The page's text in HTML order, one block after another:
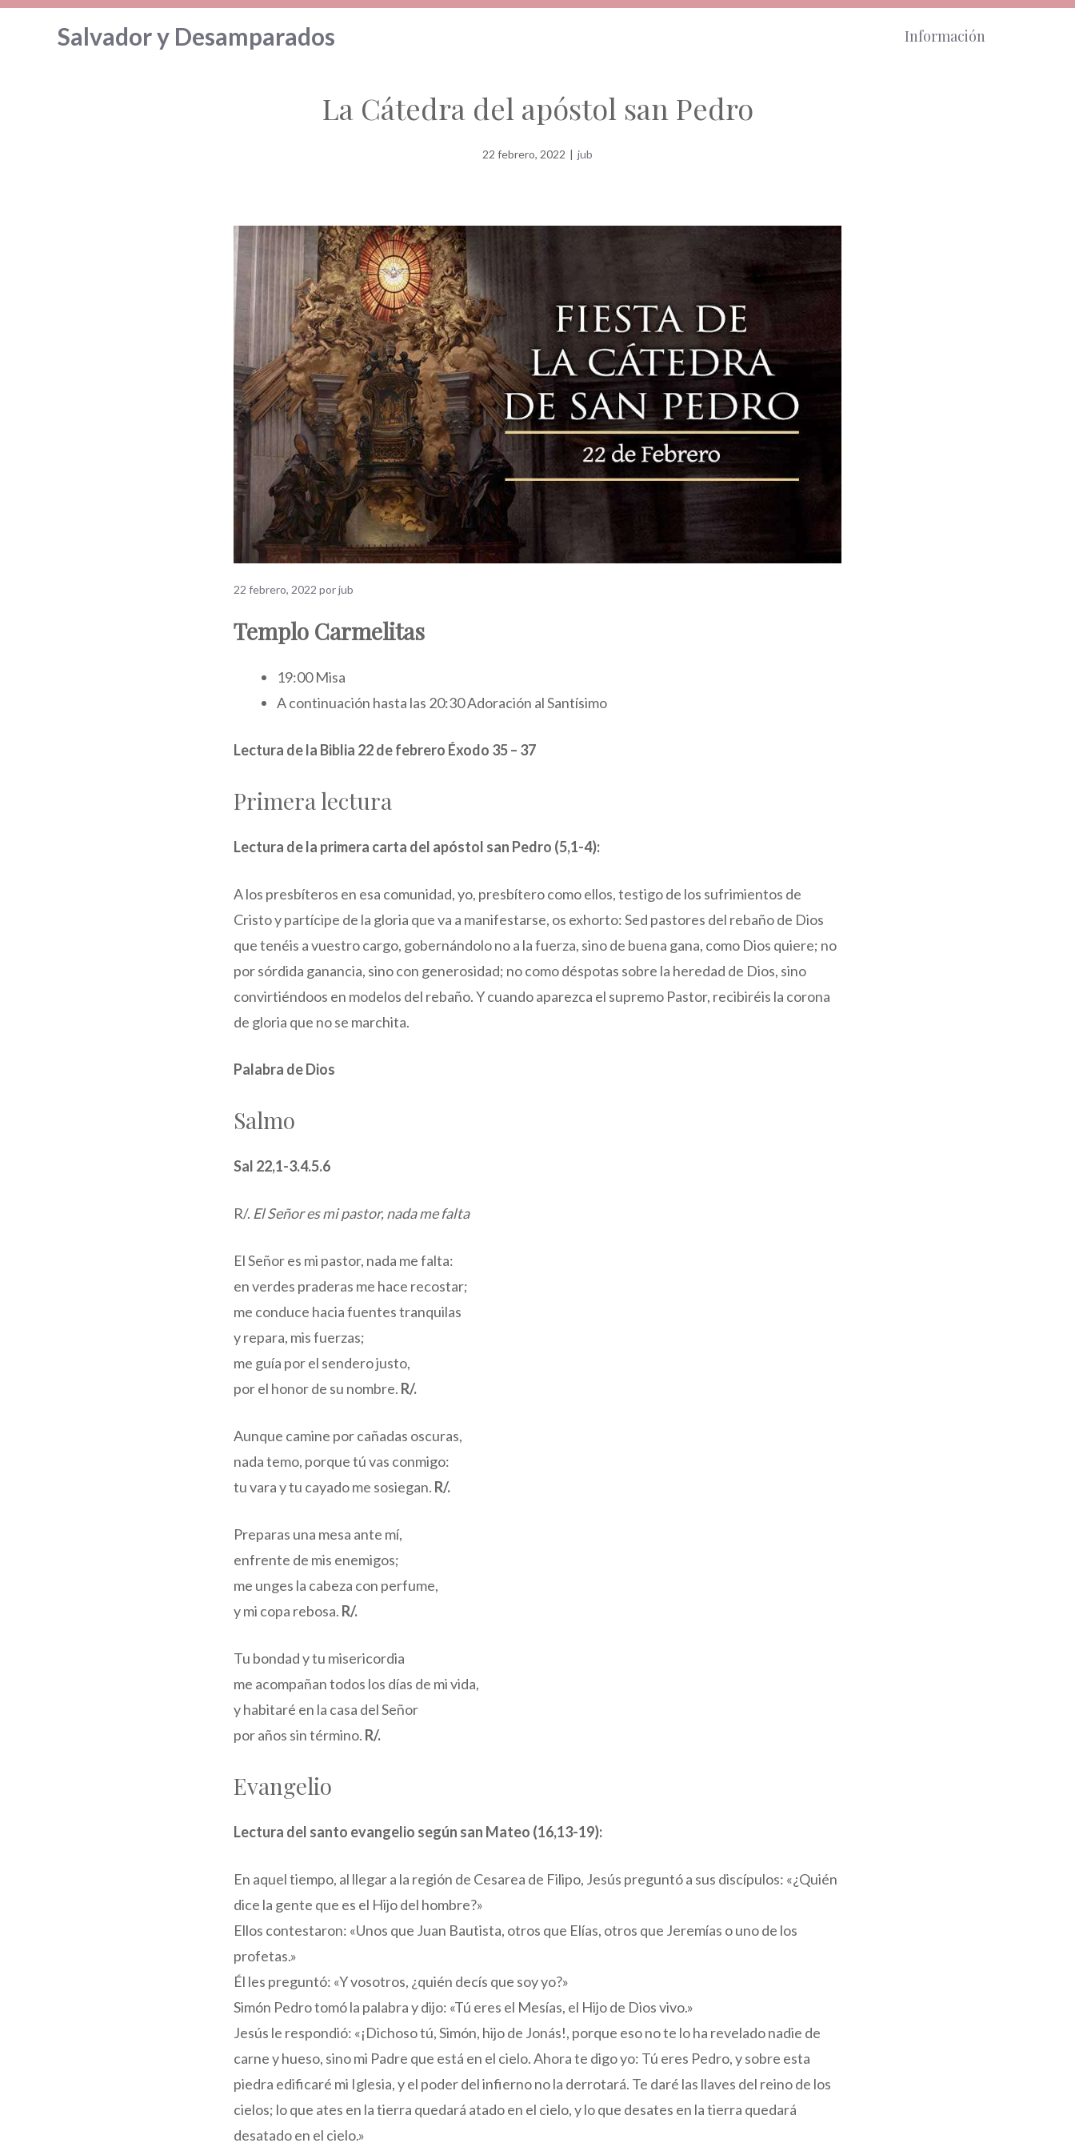
Saltar
Salvador y Desamparados Información
La Cátedra del apóstol san Pedro
22 febrero, 2022 | jub
22 febrero, 2022 porjub
Templo Carmelitas
19:00 Misa
A continuación hasta las 20:30 Adoración al Santísimo
Lectura de la Biblia 22 de febrero Éxodo 35 – 37
Primera lectura
Lectura de la primera carta del apóstol san Pedro (5,1-4):
A los presbíteros en esa comunidad, yo, presbítero como ellos, testigo de los sufrimientos de
Cristo y partícipe de la gloria que va a manifestarse, os exhorto: Sed pastores del rebaño de Dios
que tenéis a vuestro cargo, gobernándolo no a la fuerza, sino de buena gana, como Dios quiere; no
por sórdida ganancia, sino con generosidad; no como déspotas sobre la heredad de Dios, sino
convirtiéndoos en modelos del rebaño. Y cuando aparezca el supremo Pastor, recibiréis la corona
de gloria que no se marchita.
Palabra de Dios
Salmo
Sal 22,1-3.4.5.6
R/. El Señor es mi pastor, nada me falta
El Señor es mi pastor, nada me falta:
en verdes praderas me hace recostar;
me conduce hacia fuentes tranquilas
y repara, mis fuerzas;
me guía por el sendero justo,
por el honor de su nombre. R/.
Aunque camine por cañadas oscuras,
nada temo, porque tú vas conmigo:
tu vara y tu cayado me sosiegan. R/.
Preparas una mesa ante mí,
enfrente de mis enemigos;
me unges la cabeza con perfume,
y mi copa rebosa. R/.
Tu bondad y tu misericordia
me acompañan todos los días de mi vida,
y habitaré en la casa del Señor
por años sin término. R/.
Evangelio
Lectura del santo evangelio según san Mateo (16,13-19):
En aquel tiempo, al llegar a la región de Cesarea de Filipo, Jesús preguntó a sus discípulos: «¿Quién
dice la gente que es el Hijo del hombre?»
Ellos contestaron: «Unos que Juan Bautista, otros que Elías, otros que Jeremías o uno de los
profetas.»
Él les preguntó: «Y vosotros, ¿quién decís que soy yo?»
Simón Pedro tomó la palabra y dijo: «Tú eres el Mesías, el Hijo de Dios vivo.»
Jesús le respondió: «¡Dichoso tú, Simón, hijo de Jonás!, porque eso no te lo ha revelado nadie de
carne y hueso, sino mi Padre que está en el cielo. Ahora te digo yo: Tú eres Pedro, y sobre esta
piedra edificaré mi Iglesia, y el poder del infierno no la derrotará. Te daré las llaves del reino de los
cielos; lo que ates en la tierra quedará atado en el cielo, y lo que desates en la tierra quedará
desatado en el cielo.»